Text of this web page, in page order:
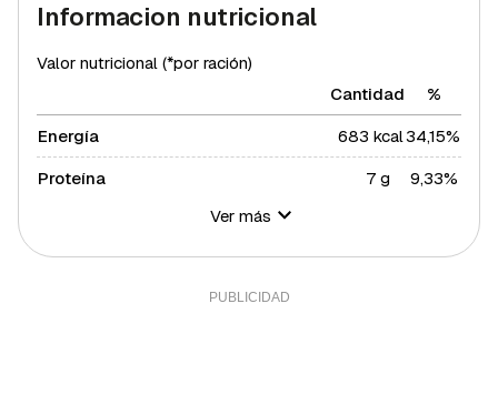
Informacion nutricional
Valor nutricional (*por ración)
Cantidad
%
Energía
683 kcal34,15%
Proteína
7 g
9,33%
Azúcares
2 g
4%
Ver más